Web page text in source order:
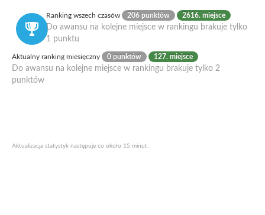
Ranking wszech czasów 206 punktów 2616. miejsce
Do awansu na kolejne miejsce w rankingu brakuje tylko
1 punktu
Aktualny ranking miesięczny 0 punktów 127. miejsce
Do awansu na kolejne miejsce w rankingu brakuje tylko 2
punktów
Aktualizacja statystyk następuje co około 15 minut.